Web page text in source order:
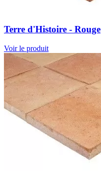
Terre d'Histoire - Rouge
Voir le produit